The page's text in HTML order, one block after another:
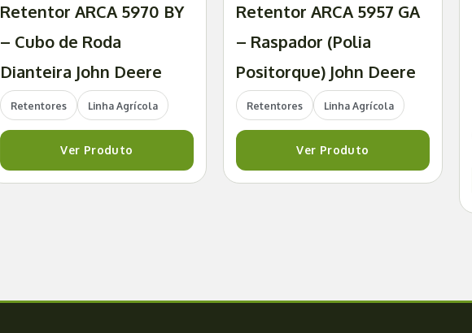
Retentor ARCA 5970 BY
– Cubo de Roda
Dianteira John Deere
Retentores Linha Agrícola
Ver Produto
Retentor ARCA 5957 GA
– Raspador (Polia
Positorque) John Deere
Retentores Linha Agrícola
Ver Produto